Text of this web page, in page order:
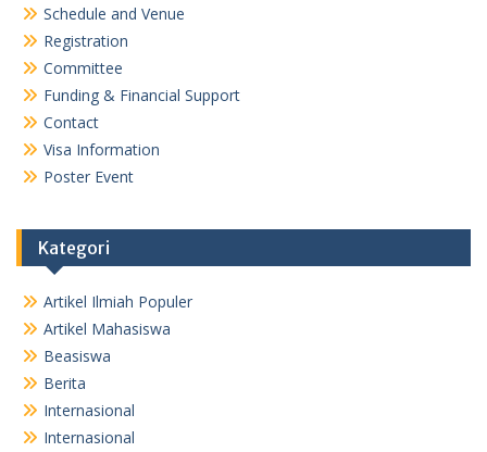
Schedule and Venue
Registration
Committee
Funding & Financial Support
Contact
Visa Information
Poster Event
Kategori
Artikel Ilmiah Populer
Artikel Mahasiswa
Beasiswa
Berita
Internasional
Internasional